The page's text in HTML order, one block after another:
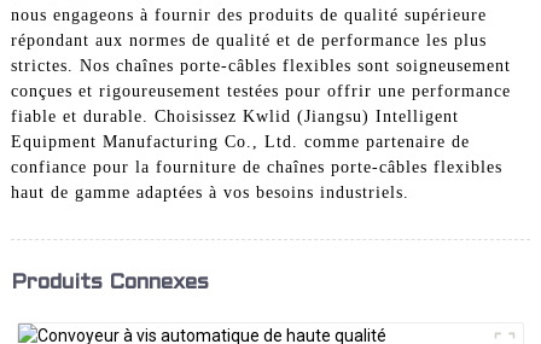
nous engageons à fournir des produits de qualité supérieure
répondant aux normes de qualité et de performance les plus
strictes. Nos chaînes porte-câbles flexibles sont soigneusement
conçues et rigoureusement testées pour offrir une performance
fiable et durable. Choisissez Kwlid (Jiangsu) Intelligent
Equipment Manufacturing Co., Ltd. comme partenaire de
confiance pour la fourniture de chaînes porte-câbles flexibles
haut de gamme adaptées à vos besoins industriels.
Produits Connexes